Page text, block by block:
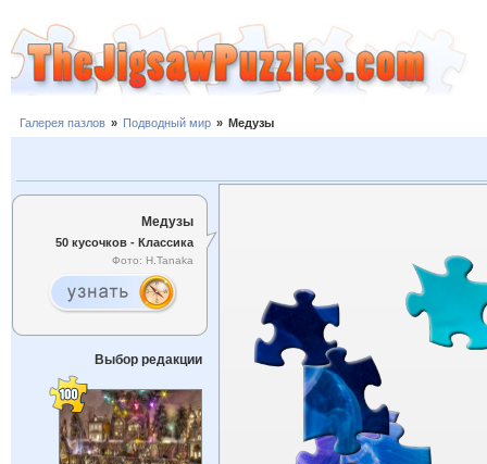
Галерея пазлов » Подводный мир » Медузы
Медузы
50 кусочков - Классика
Фото: H.Tanaka
Выбор редакции